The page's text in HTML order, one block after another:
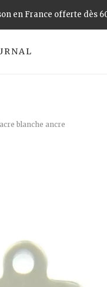
en France offerte dès
blanche ancre